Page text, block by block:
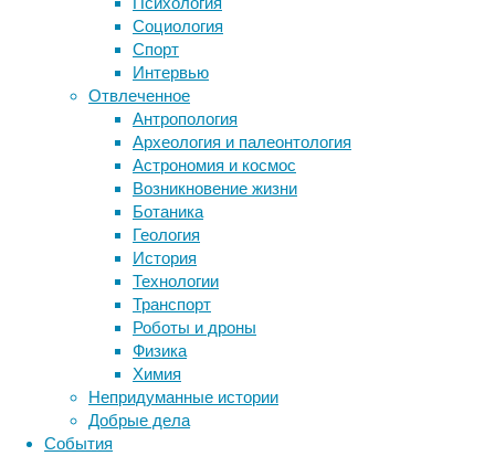
Социология
Спорт
Интервью
Отвлеченное
Антропология
Археология и палеонтология
Астрономия и космос
Возникновение жизни
Ботаника
Геология
История
Технологии
Транспорт
Роботы и дроны
Физика
Химия
Непридуманные истории
Добрые дела
События
склонны
заботе
потомстве,
нечасто
реагируют
на
такие
крики
вмешиваются
конфликт.
Однако
это
случается
чаще,
если
кричит
Метки
ДНК бактерии биология
биотехнология вирусы
генетика дети
здоровье
инструменты и методы
исследования
лекарства медицина
мозг наука
нейробиология
нейрофизиология